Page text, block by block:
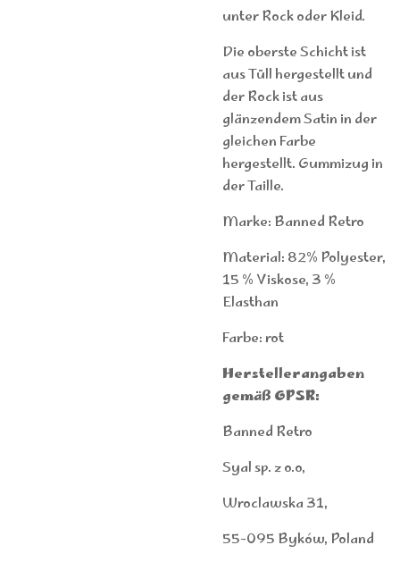
unter Rock oder Kleid.
Die oberste Schicht ist
aus Tüll hergestellt und
der Rock ist aus
glänzendem Satin in der
gleichen Farbe
hergestellt. Gummizug in
der Taille.
Marke: Banned Retro
Material: 82% Polyester,
15 % Viskose, 3 %
Elasthan
Farbe: rot
Herstellerangaben
gemäß GPSR:
Banned Retro
Syal sp. z o.o,
Wroclawska 31,
55-095 Byków,Poland